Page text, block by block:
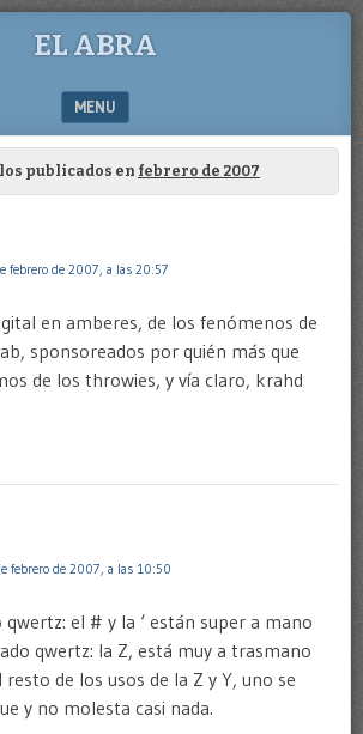
EL ABRA
MENU
publicados en febrero de 2007
febrero de 2007, a las 20:57
en amberes, de los fenómenos de
sponsoreados por quién más que
de los throwies, y vía claro, krahd
febrero de 2007, a las 10:50
el # y la ‘ están super a mano
qwertz: la Z, está muy a trasmano
de los usos de la Z y Y, uno se
y no molesta casi nada.